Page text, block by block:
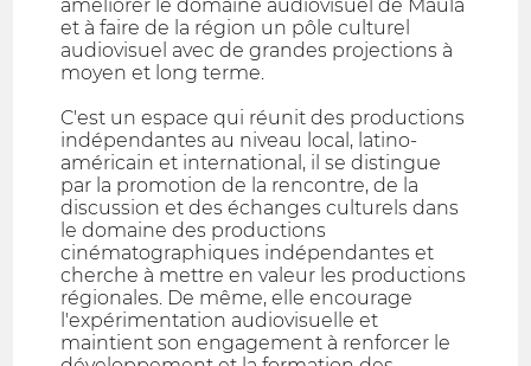
améliorer le domaine audiovisuel de Maula
et à faire de la région un pôle culturel
audiovisuel avec de grandes projections à
moyen et long terme.
C'est un espace qui réunit des productions
indépendantes au niveau local, latino-
américain et international, il se distingue
par la promotion de la rencontre, de la
discussion et des échanges culturels dans
le domaine des productions
cinématographiques indépendantes et
cherche à mettre en valeur les productions
régionales. De même, elle encourage
l'expérimentation audiovisuelle et
maintient son engagement à renforcer le